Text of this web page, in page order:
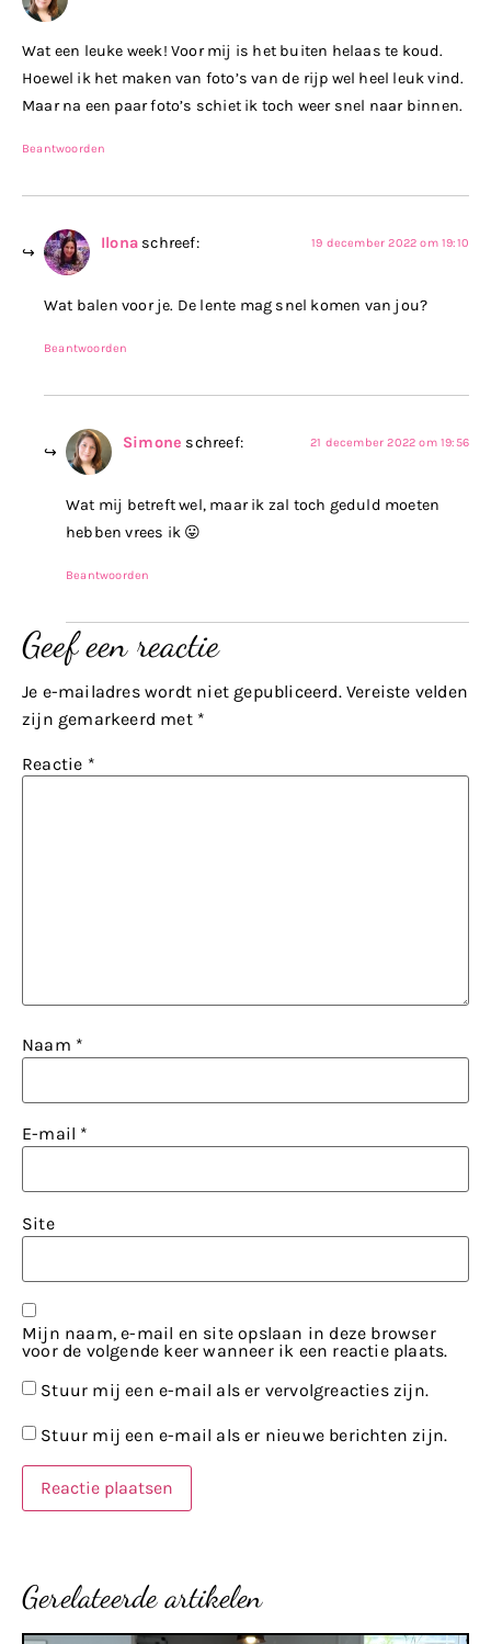
Wat een leuke week! Voor mij is het buiten helaas te koud.
Hoewel ik het maken van foto’s van de rijp wel heel leuk vind.
Maar na een paar foto’s schiet ik toch weer snel naar binnen.
Beantwoorden
Ilona schreef: 19 december 2022 om 19:10
Wat balen voor je. De lente mag snel komen van jou?
Beantwoorden
Simone schreef: 21 december 2022 om 19:56
Wat mij betreft wel, maar ik zal toch geduld moeten
hebben vrees ik 😛
Beantwoorden
Geef een reactie
Je e-mailadres wordt niet gepubliceerd. Vereiste velden
zijn gemarkeerd met *
Reactie *
Naam *
E-mail *
Site
Mijn naam, e-mail en site opslaan in deze browser
voor de volgende keer wanneer ik een reactie plaats.
Stuur mij een e-mail als er vervolgreacties zijn.
Stuur mij een e-mail als er nieuwe berichten zijn.
Gerelateerde artikelen